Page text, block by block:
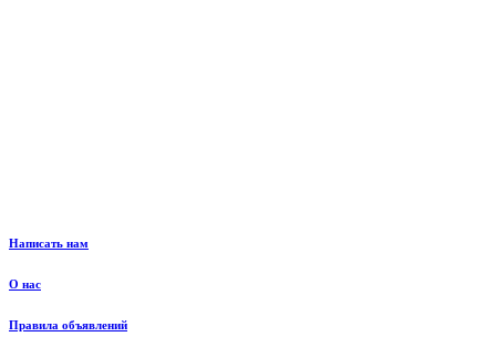
Написать нам
О нас
Правила объявлений